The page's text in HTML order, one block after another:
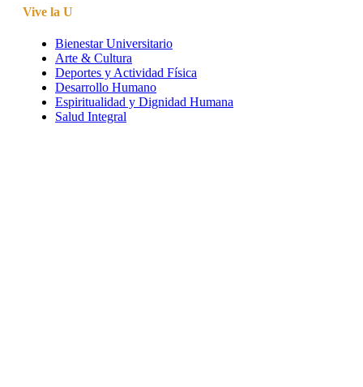
Vive la U
Bienestar Universitario
Arte & Cultura
Deportes y Actividad Física
Desarrollo Humano
Espiritualidad y Dignidad Humana
Salud Integral